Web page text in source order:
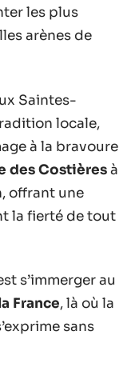
les plus
arènes de
Saintes-
locale,
à la bravoure
des Costièresà
offrant une
la fierté de tout
s’immerger au
France, là où la
sans